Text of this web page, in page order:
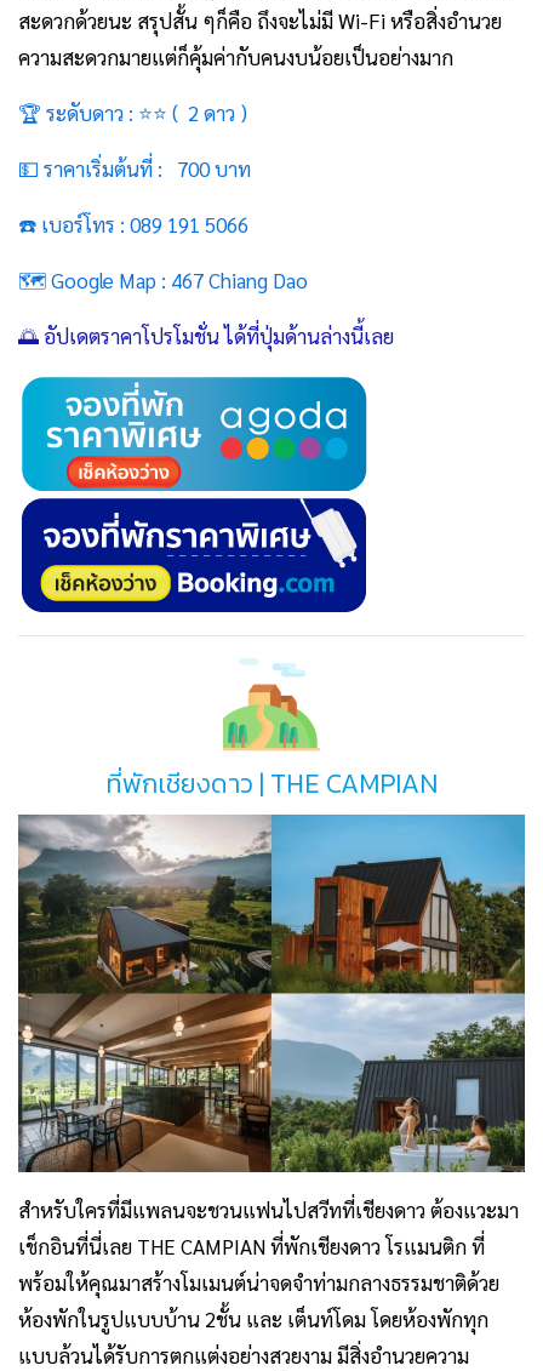
สะดวกด้วยนะ สรุปสั้น ๆก็คือ ถึงจะไม่มี Wi-Fi หรือสิ่งอำนวย
ความสะดวกมายแต่ก็คุ้มค่ากับคนงบน้อยเป็นอย่างมาก
🏆 ระดับดาว : ⭐⭐ ( 2 ดาว )
💵 ราคาเริ่มต้นที่ : 700 บาท
☎️ เบอร์โทร : 089 191 5066
🗺️ Google Map : 467 Chiang Dao
🌅 อัปเดตราคาโปรโมชั่น ได้ที่ปุ่มด้านล่างนี้เลย
ที่พักเชียงดาว | THE CAMPIAN
สำหรับใครที่มีแพลนจะชวนแฟนไปสวีทที่เชียงดาว ต้องแวะมา
เช็กอินที่นี่เลย THE CAMPIANที่พักเชียงดาว โรแมนติกที่
พร้อมให้คุณมาสร้างโมเมนต์น่าจดจำท่ามกลางธรรมชาติด้วย
ห้องพักในรูปแบบบ้าน 2ชั้น และ เต็นท์โดม โดยห้องพักทุก
แบบล้วนได้รับการตกแต่งอย่างสวยงาม มีสิ่งอำนวยความ